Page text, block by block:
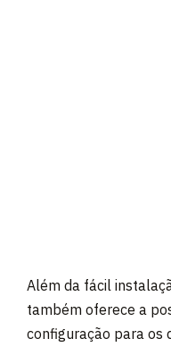
Além da fácil
também oferece a
configuração para os